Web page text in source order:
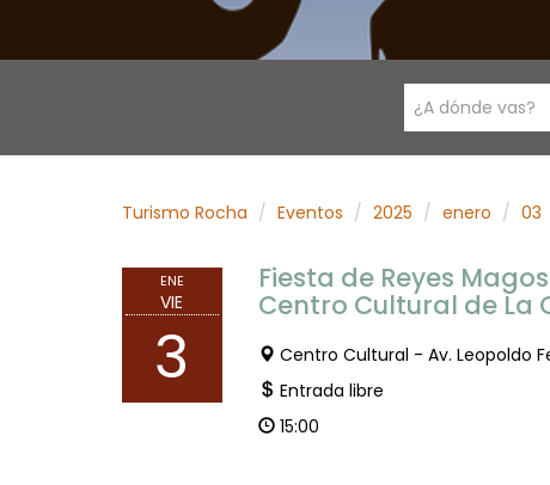
¿A dónde vas?
Turismo Rocha Eventos 2025 enero 03
ENE
VIE
3
Fiesta de Reyes
Centro Cultural de La
Centro Cultural - Av. Leopoldo
Entrada libre
15:00